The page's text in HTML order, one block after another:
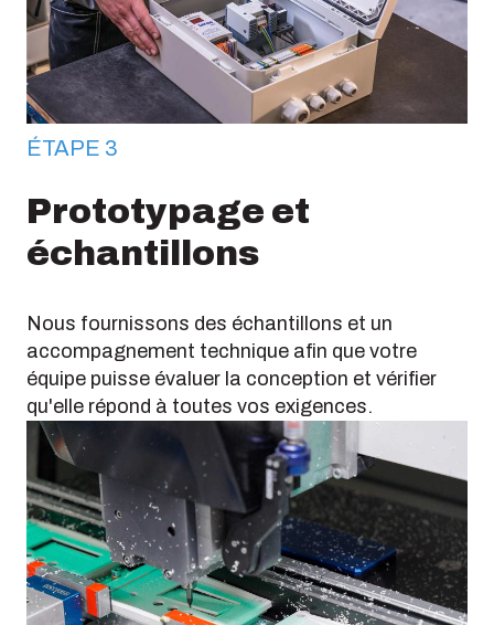
ÉTAPE 3
Prototypage et
échantillons
Nous fournissons des échantillons et un
accompagnement technique afin que votre
équipe puisse évaluer la conception et vérifier
qu'elle répond à toutes vos exigences.